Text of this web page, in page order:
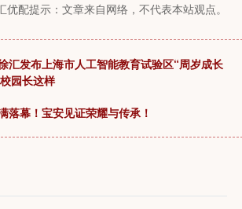
优配提示：文章来自网络，不代表本站观点。
汇发布上海市人工智能教育试验区“周岁成长
园长这样
落幕！宝安见证荣耀与传承！